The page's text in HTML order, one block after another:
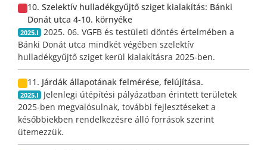
10. Szelektív hulladékgyűjtő sziget kialakítás: Bánki
Donát utca 4-10. környéke
2025.I
2025. 06. VGFB és testületi döntés értelmében a
Bánki Donát utca mindkét végében szelektív
hulladékgyűjtő sziget kerül kialakításra 2025-ben.
11. Járdák állapotának felmérése, felújítása.
2025.I
Jelenlegi útépítési pályázatban érintett területek
2025-ben megvalósulnak, további fejlesztéseket a
későbbiekben rendelkezésre álló források szerint
ütemezzük.